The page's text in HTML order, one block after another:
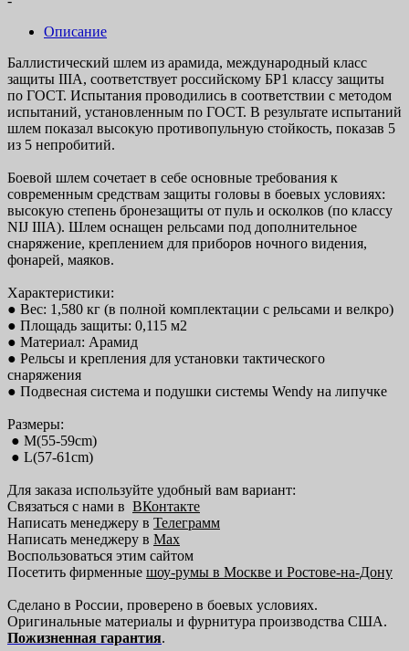
Описание
Баллистический шлем из арамида, международный класс
защиты IIIA, соответствует российскому БР1 классу защиты
по ГОСТ. Испытания проводились в соответствии с методом
испытаний, установленным по ГОСТ. В результате испытаний
шлем показал высокую противопульную стойкость, показав 5
из 5 непробитий.
Боевой шлем сочетает в себе основные требования к
современным средствам защиты головы в боевых условиях:
высокую степень бронезащиты от пуль и осколков (по классу
NIJ IIIA). Шлем оснащен рельсами под дополнительное
снаряжение, креплением для приборов ночного видения,
фонарей, маяков.
Характеристики:
● Вес: 1,580 кг (в полной комплектации с рельсами и велкро)
● Площадь защиты: 0,115 м2
● Материал: Арамид
● Рельсы и крепления для установки тактического
снаряжения
● Подвесная система и подушки системы Wendy на липучке
Размеры:
● M(55-59cm)
● L(57-61cm)
Для заказа используйте удобный вам вариант:
Связаться с нами в ВКонтакте
Написать менеджеру в Телеграмм
Написать менеджеру в Max
Воспользоваться этим сайтом
Посетить фирменные шоу-румы в Москве и Ростове-на-Дону
Сделано в России, проверено в боевых условиях.
Оригинальные материалы и фурнитура производства США.
Пожизненная гарантия.